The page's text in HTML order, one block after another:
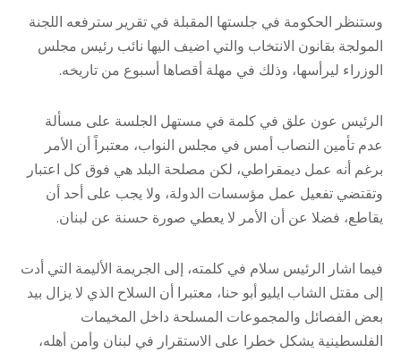
وستنظر الحكومة في جلستها المقبلة في تقرير سترفعه اللجنة
المولجة بقانون الانتخاب والتي اضيف اليها نائب رئيس مجلس
الوزراء ليرأسها، وذلك في مهلة أقصاها أسبوع من تاريخه.
الرئيس عون علق في كلمة في مستهل الجلسة على مسألة
عدم تأمين النصاب أمس في مجلس النواب، معتبراً أن الأمر
برغم أنه عمل ديمقراطي، لكن مصلحة البلد هي فوق كل اعتبار
وتقتضي تفعيل عمل مؤسسات الدولة، ولا يجب على أحد أن
يقاطع، فضلا عن أن الأمر لا يعطي صورة حسنة عن لبنان.
فيما اشار الرئيس سلام في كلمته، إلى الجريمة الأليمة التي أدت
إلى مقتل الشاب ايليو أبو حنا، معتبرا أن السلاح الذي لا يزال بيد
بعض الفصائل والمجموعات المسلحة داخل المخيمات
الفلسطينية يشكل خطرا على الاستقرار في لبنان وأمن أهله،